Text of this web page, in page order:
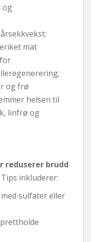
og
mat
og frø
helsen til
linfrø og
reduserer brudd
Tips inkluderer:
sulfater eller